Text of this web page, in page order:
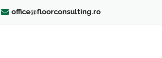
office@floorconsulting.ro